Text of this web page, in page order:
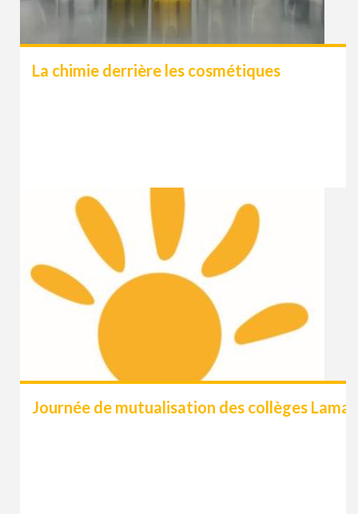
La chimie derrière les cosmétiques
Journée de mutualisation des collèges Lamap